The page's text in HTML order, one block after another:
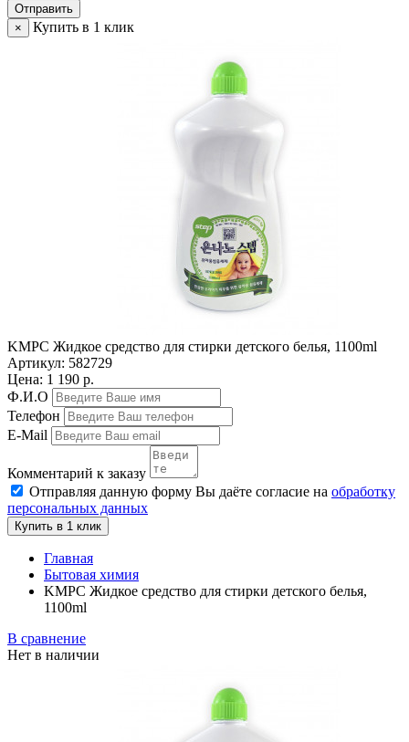
Отправить
×
Купить в 1 клик
KMPC Жидкое средство для стирки детского белья, 1100ml
Артикул: 582729
Цена: 1 190 р.
Ф.И.О
Телефон
E-Mail
Комментарий к заказу
Отправляя данную форму Вы даёте согласие на обработку
персональных данных
Купить в 1 клик
Главная
Бытовая химия
KMPC Жидкое средство для стирки детского белья,
1100ml
В сравнение
Нет в наличии